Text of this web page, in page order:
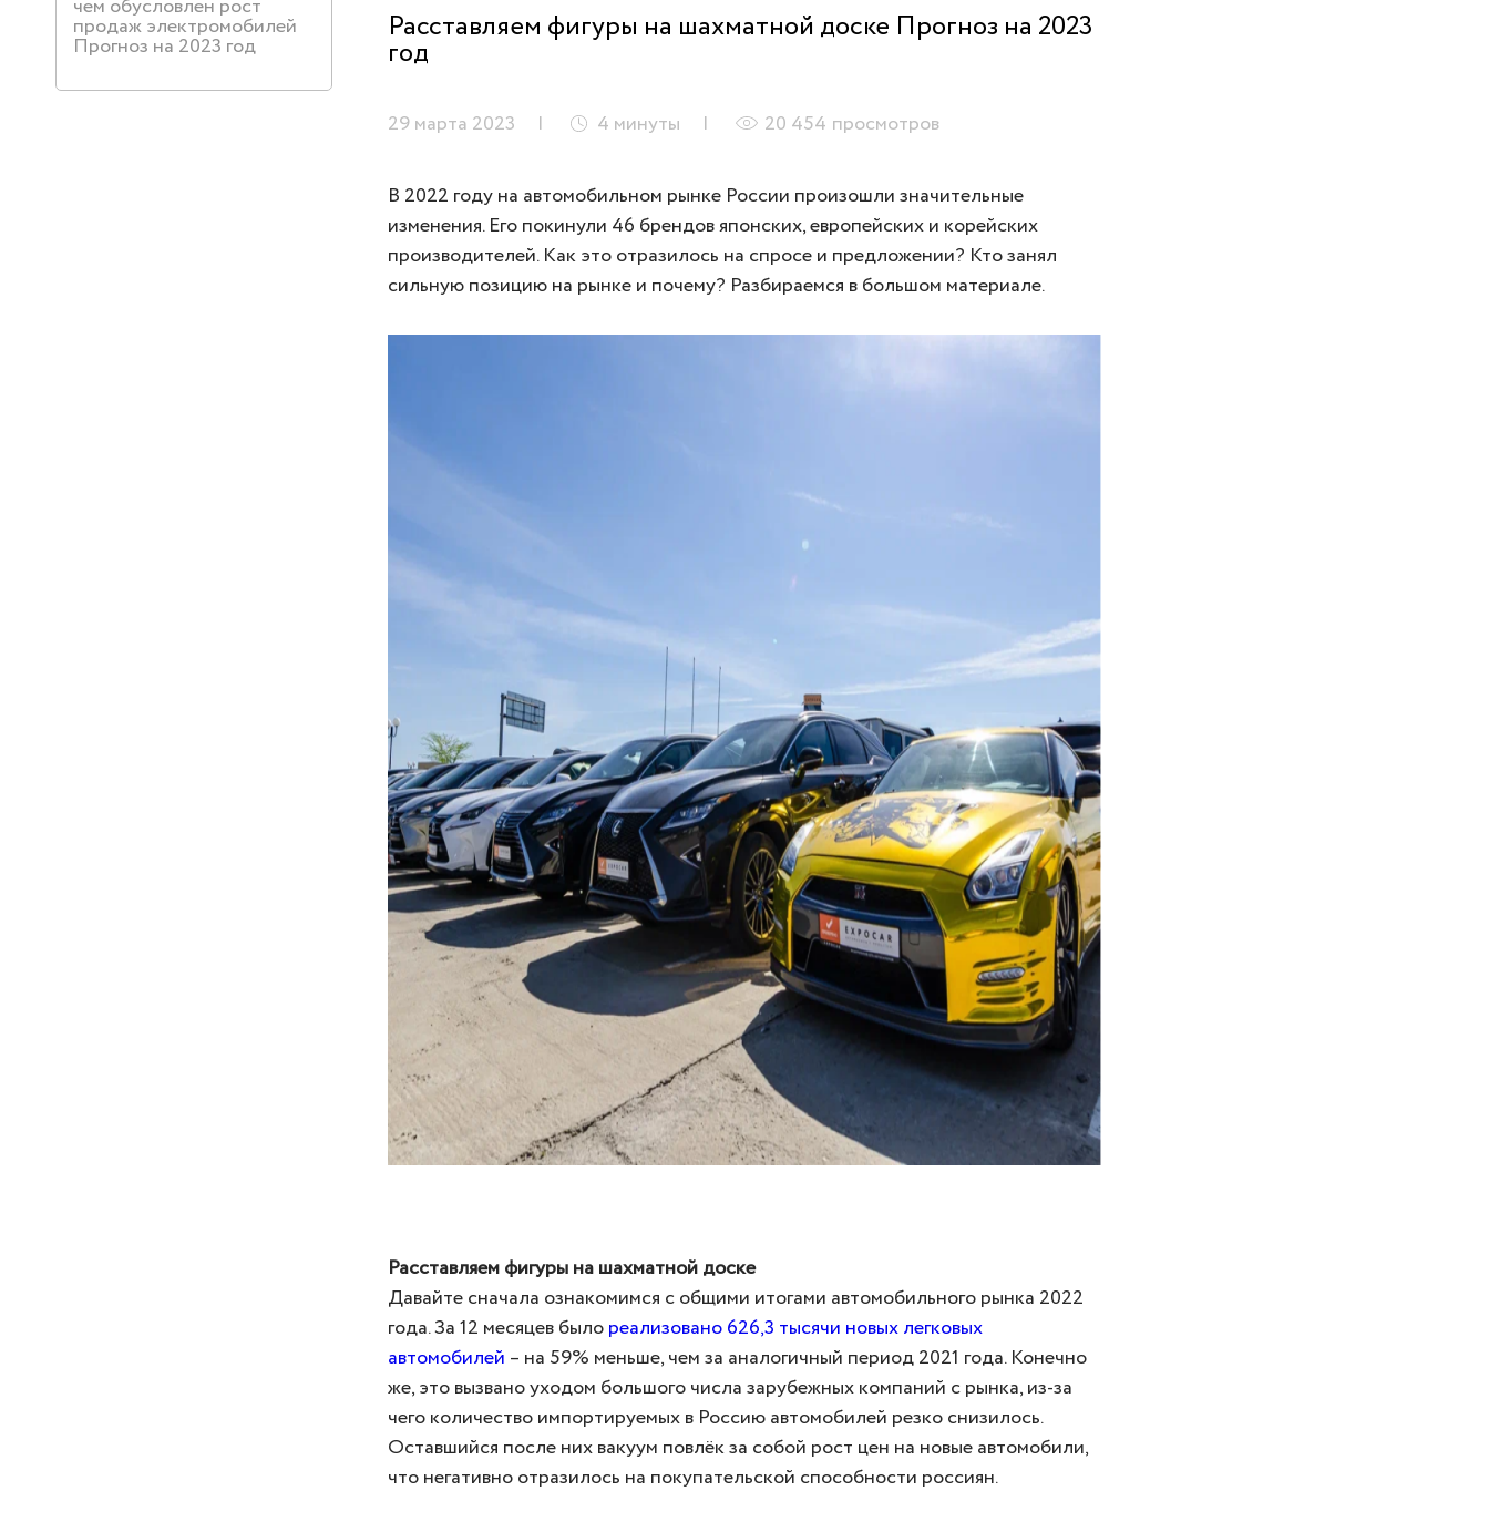
чем обусловлен рост
продаж электромобилей
Прогноз на 2023 год Расставляем фигуры на шахматной доске Прогноз на 2023
год
29 марта 2023 4 минуты 20 454 просмотров
В 2022 году на автомобильном рынке России произошли значительные
изменения. Его покинули 46 брендов японских, европейских и корейских
производителей. Как это отразилось на спросе и предложении? Кто занял
сильную позицию на рынке и почему? Разбираемся в большом материале.
Расставляем фигуры на шахматной доске
Давайте сначала ознакомимся с общими итогами автомобильного рынка 2022
года. За 12 месяцев былореализовано 626,3 тысячи новых легковых
автомобилей – на 59% меньше, чем за аналогичный период 2021 года. Конечно
же, это вызвано уходом большого числа зарубежных компаний с рынка, из-за
чего количество импортируемых в Россию автомобилей резко снизилось.
Оставшийся после них вакуум повлёк за собой рост цен на новые автомобили,
что негативно отразилось на покупательской способности россиян.